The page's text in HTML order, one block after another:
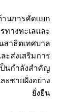
นการคัดแยก
างทะเลและ
สาธิตเทศบาล
ส่งเสริมการ
ป็นกำลังสำคัญ
ะชายฝั่งอย่าง
ยั่งยืน